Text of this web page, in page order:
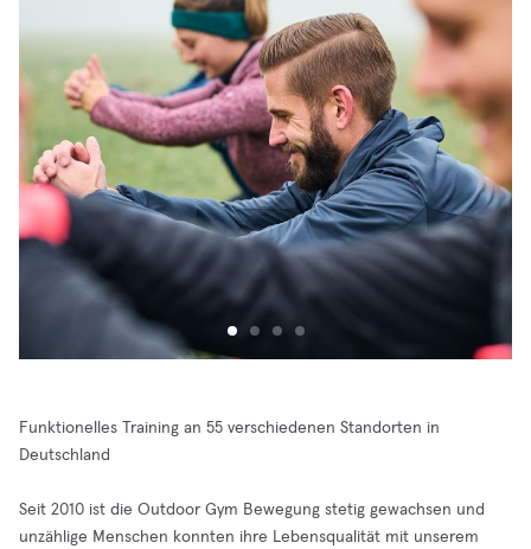
Funktionelles Training an 55 verschiedenen Standorten in
Deutschland
Seit 2010 ist die Outdoor Gym Bewegung stetig gewachsen und
unzählige Menschen konnten ihre Lebensqualität mit unserem